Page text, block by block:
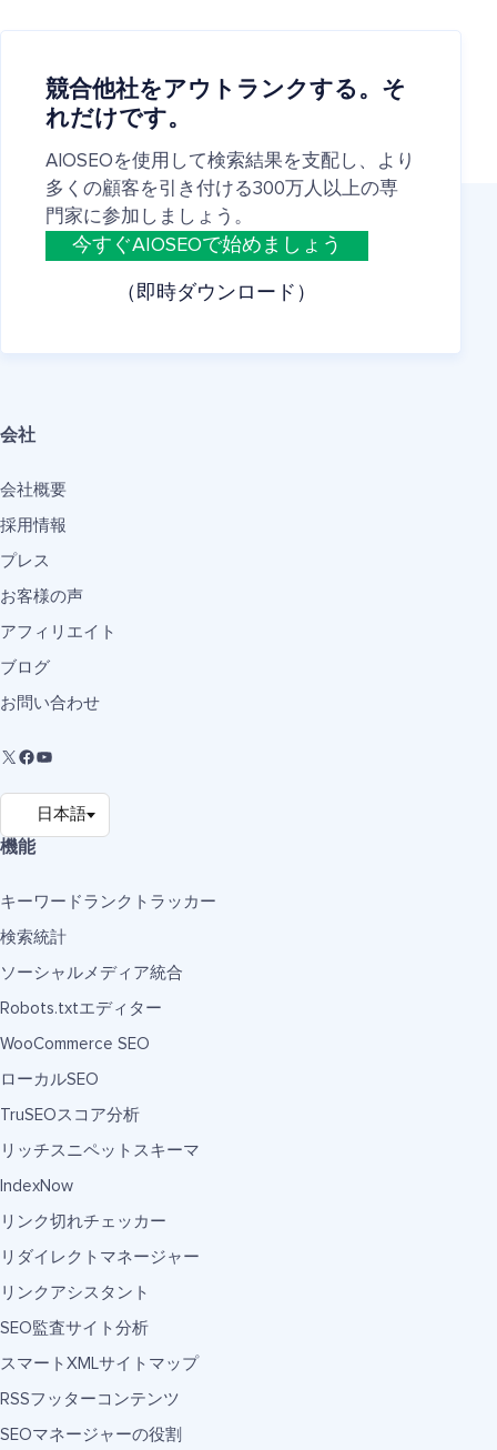
競合他社をアウトランクする。そ
れだけです。
AIOSEOを使用して検索結果を支配し、より
多くの顧客を引き付ける300万人以上の専
門家に参加しましょう。
今すぐAIOSEOで始めましょう
（即時ダウンロード）
会社
会社概要
採用情報
プレス
お客様の声
アフィリエイト
ブログ
お問い合わせ
機能
キーワードランクトラッカー
検索統計
ソーシャルメディア統合
Robots.txtエディター
WooCommerce SEO
ローカルSEO
TruSEOスコア分析
リッチスニペットスキーマ
IndexNow
リンク切れチェッカー
リダイレクトマネージャー
リンクアシスタント
SEO監査サイト分析
スマートXMLサイトマップ
RSSフッターコンテンツ
SEOマネージャーの役割